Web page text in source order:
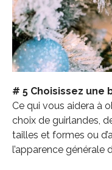
# 5 Choisissez
Ce qui vous aidera à
choix de guirlandes,
tailles et formes ou
l’apparence générale